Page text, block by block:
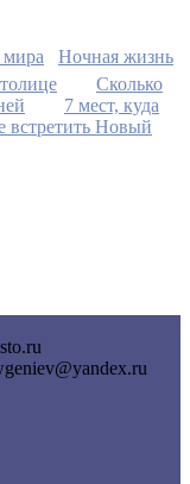
Ночная жизнь
Сколько
7 мест, куда
встретить Новый